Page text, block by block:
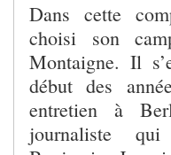
Dans cette
choisi son
Montaigne. Il
début des
entretien à
journaliste qui